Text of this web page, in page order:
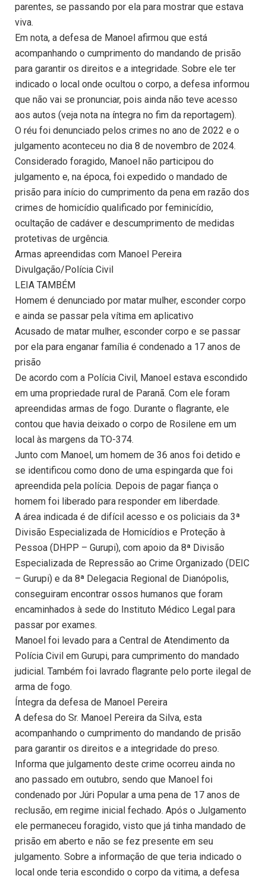
parentes, se passando por ela para mostrar que estava
viva.
Em nota, a defesa de Manoel afirmou que está
acompanhando o cumprimento do mandando de prisão
para garantir os direitos e a integridade. Sobre ele ter
indicado o local onde ocultou o corpo, a defesa informou
que não vai se pronunciar, pois ainda não teve acesso
aos autos (veja nota na íntegra no fim da reportagem).
O réu foi denunciado pelos crimes no ano de 2022 e o
julgamento aconteceu no dia 8 de novembro de 2024.
Considerado foragido, Manoel não participou do
julgamento e, na época, foi expedido o mandado de
prisão para início do cumprimento da pena em razão dos
crimes de homicídio qualificado por feminicídio,
ocultação de cadáver e descumprimento de medidas
protetivas de urgência.
Armas apreendidas com Manoel Pereira
Divulgação/Polícia Civil
LEIA TAMBÉM
Homem é denunciado por matar mulher, esconder corpo
e ainda se passar pela vítima em aplicativo
Acusado de matar mulher, esconder corpo e se passar
por ela para enganar família é condenado a 17 anos de
prisão
De acordo com a Polícia Civil, Manoel estava escondido
em uma propriedade rural de Paranã. Com ele foram
apreendidas armas de fogo. Durante o flagrante, ele
contou que havia deixado o corpo de Rosilene em um
local às margens da TO-374.
Junto com Manoel, um homem de 36 anos foi detido e
se identificou como dono de uma espingarda que foi
apreendida pela polícia. Depois de pagar fiança o
homem foi liberado para responder em liberdade.
A área indicada é de difícil acesso e os policiais da 3ª
Divisão Especializada de Homicídios e Proteção à
Pessoa (DHPP – Gurupi), com apoio da 8ª Divisão
Especializada de Repressão ao Crime Organizado (DEIC
– Gurupi) e da 8ª Delegacia Regional de Dianópolis,
conseguiram encontrar ossos humanos que foram
encaminhados à sede do Instituto Médico Legal para
passar por exames.
Manoel foi levado para a Central de Atendimento da
Polícia Civil em Gurupi, para cumprimento do mandado
judicial. Também foi lavrado flagrante pelo porte ilegal de
arma de fogo.
Íntegra da defesa de Manoel Pereira
A defesa do Sr. Manoel Pereira da Silva, esta
acompanhando o cumprimento do mandando de prisão
para garantir os direitos e a integridade do preso.
Informa que julgamento deste crime ocorreu ainda no
ano passado em outubro, sendo que Manoel foi
condenado por Júri Popular a uma pena de 17 anos de
reclusão, em regime inicial fechado. Após o Julgamento
ele permaneceu foragido, visto que já tinha mandado de
prisão em aberto e não se fez presente em seu
julgamento. Sobre a informação de que teria indicado o
local onde teria escondido o corpo da vitima, a defesa